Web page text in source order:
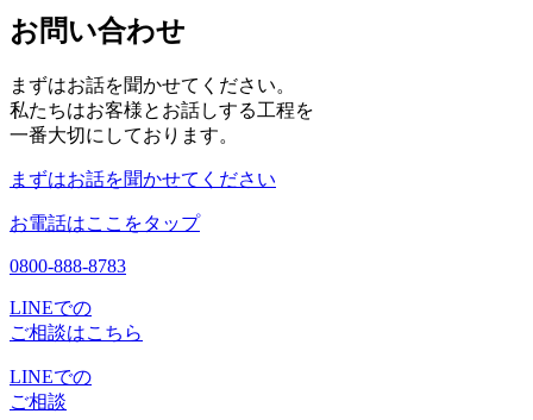
お問い合わせ
まずはお話を聞かせてください。
私たちはお客様とお話しする工程を
一番大切にしております。
まずはお話を聞かせてください
お電話はここをタップ
0800-888-8783
LINEでの
ご相談はこちら
LINEでの
ご相談